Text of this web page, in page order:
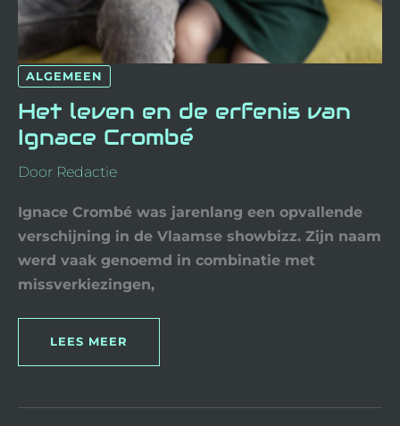
ALGEMEEN
Het leven en de erfenis van
Ignace Crombé
Door Redactie
Ignace Crombé was jarenlang een opvallende
verschijning in de Vlaamse showbizz. Zijn naam
werd vaak genoemd in combinatie met
missverkiezingen,
LEES MEER